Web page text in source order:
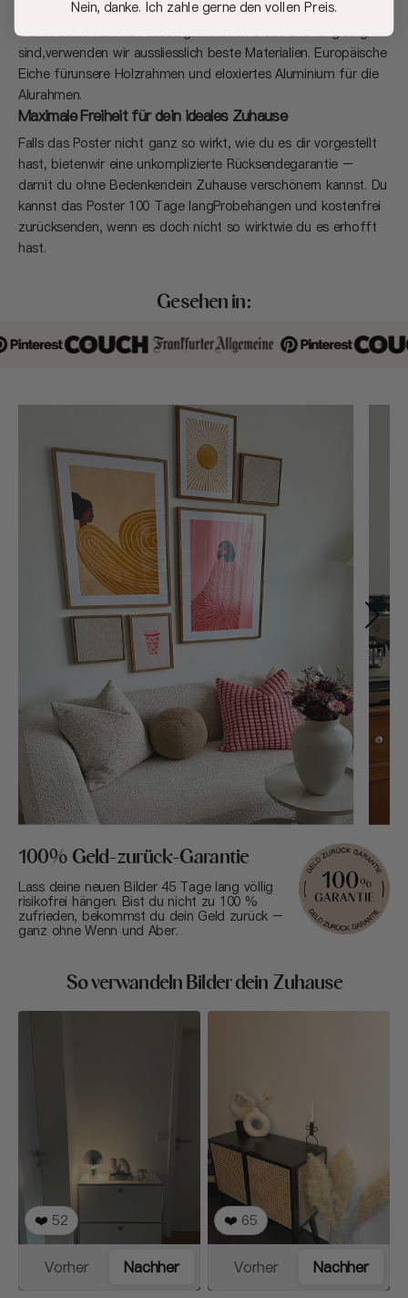
Rahmen, die dich auf deiner (Deko) Reise begleiten
Damit deine Rahmen aussergewöhnlich stabil und langlebig
sind,verwenden wir aussliesslich beste Materialien. Europäische
Eiche fürunsere Holzrahmen und eloxiertes Aluminium für die
Alurahmen.
Maximale Freiheit für dein ideales Zuhause
Falls das Poster nicht ganz so wirkt, wie du es dir vorgestellt
hast, bietenwir eine unkomplizierte Rücksendegarantie –
damit du ohne Bedenkendein Zuhause verschönern kannst. Du
kannst das Poster 100 Tage langProbehängen und kostenfrei
zurücksenden, wenn es doch nicht so wirktwie du es erhofft
hast.
Gesehen in:
100% Geld-zurück-Garantie
Lass deine neuen Bilder 45 Tage lang völlig
risikofrei hängen. Bist du nicht zu 100 %
zufrieden, bekommst du dein Geld zurück –
ganz ohne Wenn und Aber.
So verwandeln Bilder dein Zuhause
❤️ 52
Vorher Nachher
❤️ 65
Vorher Nachher
Nein, danke. Ich zahle gerne den vollen Preis.